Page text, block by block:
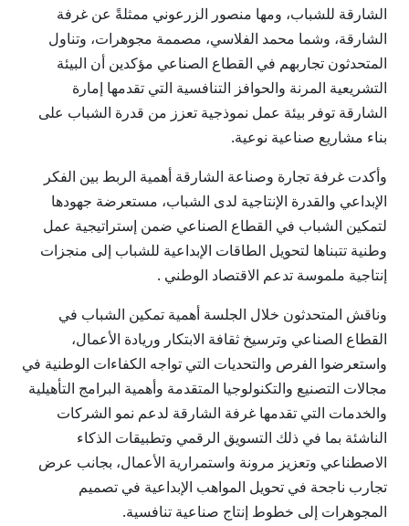
الشارقة للشباب، ومها منصور الزرعوني ممثلةً عن غرفة
الشارقة، وشما محمد الفلاسي، مصممة مجوهرات، وتناول
المتحدثون تجاربهم في القطاع الصناعي مؤكدين أن البيئة
التشريعية المرنة والحوافز التنافسية التي تقدمها إمارة
الشارقة توفر بيئة عمل نموذجية تعزز من قدرة الشباب على
بناء مشاريع صناعية نوعية.
وأكدت غرفة تجارة وصناعة الشارقة أهمية الربط بين الفكر
الإبداعي والقدرة الإنتاجية لدى الشباب، مستعرضة جهودها
لتمكين الشباب في القطاع الصناعي ضمن إستراتيجية عمل
وطنية تتبناها لتحويل الطاقات الإبداعية للشباب إلى منجزات
إنتاجية ملموسة تدعم الاقتصاد الوطني .
وناقش المتحدثون خلال الجلسة أهمية تمكين الشباب في
القطاع الصناعي وترسيخ ثقافة الابتكار وريادة الأعمال،
واستعرضوا الفرص والتحديات التي تواجه الكفاءات الوطنية في
مجالات التصنيع والتكنولوجيا المتقدمة وأهمية البرامج التأهيلية
والخدمات التي تقدمها غرفة الشارقة لدعم نمو الشركات
الناشئة بما في ذلك التسويق الرقمي وتطبيقات الذكاء
الاصطناعي وتعزيز مرونة واستمرارية الأعمال، بجانب عرض
تجارب ناجحة في تحويل المواهب الإبداعية في تصميم
المجوهرات إلى خطوط إنتاج صناعية تنافسية.